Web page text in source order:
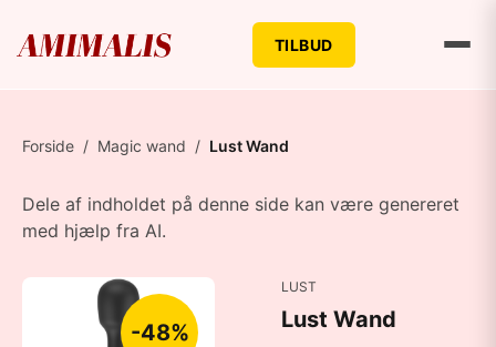
TILBUD
Forside / Magic wand / Lust Wand
Dele af indholdet på denne side kan være genereret
med hjælp fra AI.
-48%
LUST
Lust Wand